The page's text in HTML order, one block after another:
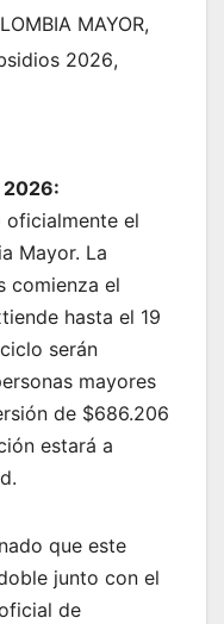
MAYOR,
2026,
2026:
oficialmente el
Mayor. La
comienza el
hasta el 19
serán
mayores
de $686.206
estará a
que este
junto con el
de